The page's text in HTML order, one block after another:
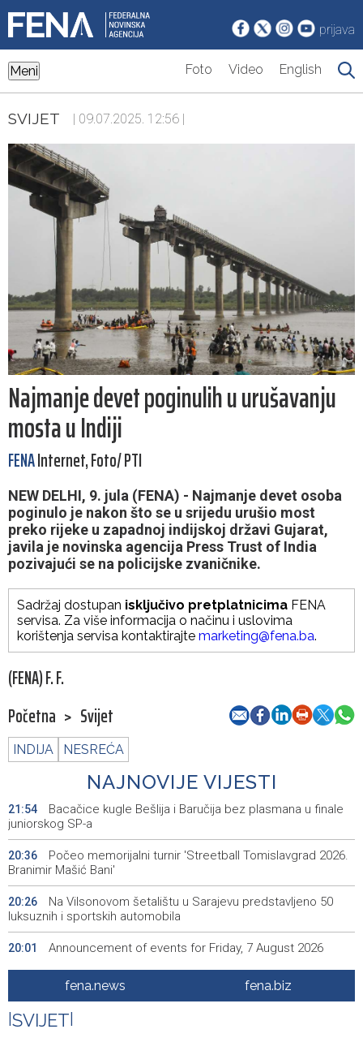
prijava
Meni Foto Video English
SVIJET | 09.07.2025. 12:56 |
Najmanje devet poginulih u urušavanju
mosta u Indiji
FENAInternet, Foto/ PTI
NEW DELHI, 9. jula (FENA) - Najmanje devet osoba
poginulo je nakon što se u srijedu urušio most
preko rijeke u zapadnoj indijskoj državi Gujarat,
javila je novinska agencija Press Trust of India
pozivajući se na policijske zvaničnike.
Sadržaj dostupan isključivo pretplatnicima FENA
servisa. Za više informacija o načinu i uslovima
korištenja servisa kontaktirajte marketing@fena.ba.
(FENA) F. F.
Početna > Svijet
INDIJA NESREĆA
NAJNOVIJE VIJESTI
21:54
Bacačice kugle Bešlija i Baručija bez plasmana u finale
juniorskog SP-a
20:36
Počeo memorijalni turnir 'Streetball Tomislavgrad 2026.
Branimir Mašić Bani'
20:26
Na Vilsonovom šetalištu u Sarajevu predstavljeno 50
luksuznih i sportskih automobila
20:01 Announcement of events for Friday, 7 August 2026
Drugi Festival bakri okupio mještane i posjetitelje kod
19:45
Novi Travnik receives first direct EU funding for UNESCO
fena.news fena.biz
SVIJET